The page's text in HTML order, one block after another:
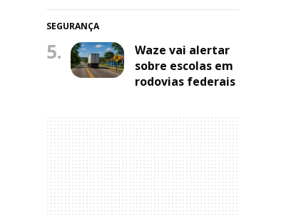
SEGURANÇA
5.
Waze vai alertar
sobre escolas em
rodovias federais